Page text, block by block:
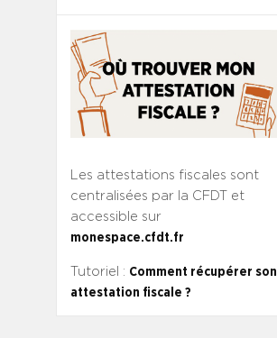
Les attestations fiscales sont
centralisées par la CFDT et
accessible sur
monespace.cfdt.fr
Tutoriel : Comment récupérer son
attestation fiscale ?